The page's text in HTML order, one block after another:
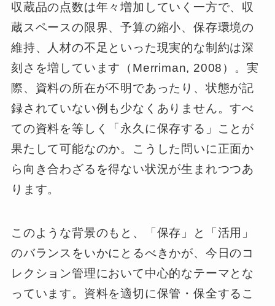
収蔵品の点数は年々増加していく一方で、収
蔵スペースの限界、予算の縮小、保存環境の
維持、人材の不足といった現実的な制約は深
刻さを増しています（Merriman, 2008）。実
際、資料の所在が不明であったり、状態が記
録されていない例も少なくありません。すべ
ての資料を等しく「永久に保存する」ことが
果たして可能なのか。こうした問いに正面か
ら向き合わざるを得ない状況が生まれつつあ
ります。
このような背景のもと、「保存」と「活用」
のバランスをいかにとるべきかが、今日のコ
レクション管理において中心的なテーマとな
っています。資料を適切に保管・保全するこ